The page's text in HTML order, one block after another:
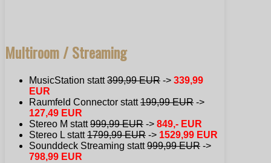
Multiroom / Streaming
MusicStation statt399,99 EUR -> 339,99
EUR
Raumfeld Connector statt199,99 EUR ->
127,49 EUR
Stereo M statt999,99 EUR -> 849,- EUR
Stereo L statt1799,99 EUR -> 1529,99 EUR
Sounddeck Streaming statt999,99 EUR ->
798,99 EUR